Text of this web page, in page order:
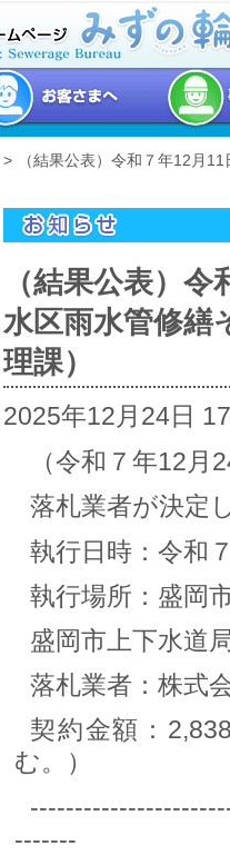
> （結果公表）令和７年12月
（結果公表）
水区雨水管修繕
理課）
2025年12月24日
（令和７年12月
落札業者が決定
執行日時：令和
執行場所：盛岡
盛岡市上下水道
落札業者：株式
契約金額：
む。）
-------